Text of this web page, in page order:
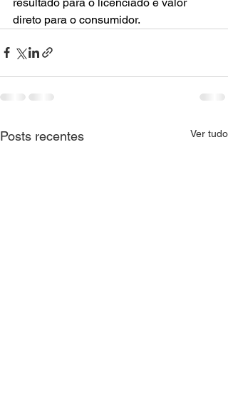
direto para o consumidor.
Posts recentes Ver tudo